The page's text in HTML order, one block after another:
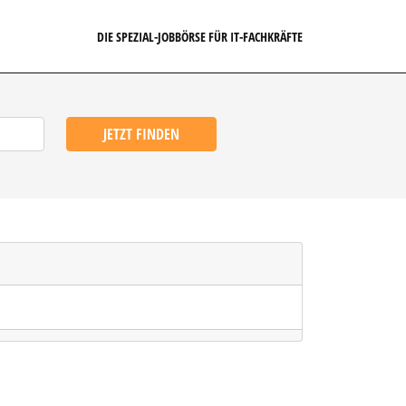
DIE SPEZIAL-JOBBÖRSE FÜR IT-FACHKRÄFTE
JETZT FINDEN